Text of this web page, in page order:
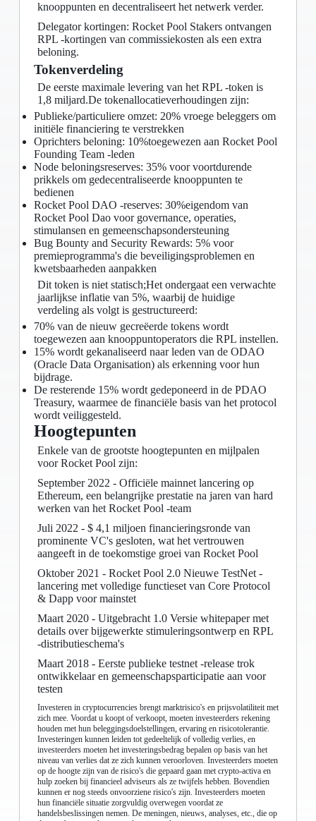
knooppunten en decentraliseert het netwerk verder.
Delegator kortingen: Rocket Pool Stakers ontvangen
RPL -kortingen van commissiekosten als een extra
beloning.
Tokenverdeling
De eerste maximale levering van het RPL -token is
1,8 miljard.De tokenallocatieverhoudingen zijn:
Publieke/particuliere omzet: 20% vroege beleggers om
initiële financiering te verstrekken
Oprichters beloning: 10%toegewezen aan Rocket Pool
Founding Team -leden
Node beloningsreserves: 35% voor voortdurende
prikkels om gedecentraliseerde knooppunten te
bedienen
Rocket Pool DAO -reserves: 30%eigendom van
Rocket Pool Dao voor governance, operaties,
stimulansen en gemeenschapsondersteuning
Bug Bounty and Security Rewards: 5% voor
premieprogramma's die beveiligingsproblemen en
kwetsbaarheden aanpakken
Dit token is niet statisch;Het ondergaat een verwachte
jaarlijkse inflatie van 5%, waarbij de huidige
verdeling als volgt is gestructureerd:
70% van de nieuw gecreëerde tokens wordt
toegewezen aan knooppuntoperators die RPL instellen.
15% wordt gekanaliseerd naar leden van de ODAO
(Oracle Data Organisation) als erkenning voor hun
bijdrage.
De resterende 15% wordt gedeponeerd in de PDAO
Treasury, waarmee de financiële basis van het protocol
wordt veiliggesteld.
Hoogtepunten
Enkele van de grootste hoogtepunten en mijlpalen
voor Rocket Pool zijn:
September 2022 - Officiële mainnet lancering op
Ethereum, een belangrijke prestatie na jaren van hard
werken van het Rocket Pool -team
Juli 2022 - $ 4,1 miljoen financieringsronde van
prominente VC's gesloten, wat het vertrouwen
aangeeft in de toekomstige groei van Rocket Pool
Oktober 2021 - Rocket Pool 2.0 Nieuwe TestNet -
lancering met volledige functieset van Core Protocol
& Dapp voor mainstet
Maart 2020 - Uitgebracht 1.0 Versie whitepaper met
details over bijgewerkte stimuleringsontwerp en RPL
-distributieschema's
Maart 2018 - Eerste publieke testnet -release trok
ontwikkelaar en gemeenschapsparticipatie aan voor
testen
Investeren in cryptocurrencies brengt marktrisico's en prijsvolatiliteit met
zich mee. Voordat u koopt of verkoopt, moeten investeerders rekening
houden met hun beleggingsdoelstellingen, ervaring en risicotolerantie.
Investeringen kunnen leiden tot gedeeltelijk of volledig verlies, en
investeerders moeten het investeringsbedrag bepalen op basis van het
niveau van verlies dat ze zich kunnen veroorloven. Investeerders moeten
op de hoogte zijn van de risico's die gepaard gaan met crypto-activa en
hulp zoeken bij financieel adviseurs als ze twijfels hebben. Bovendien
kunnen er nog steeds onvoorziene risico's zijn. Investeerders moeten
hun financiële situatie zorgvuldig overwegen voordat ze
handelsbeslissingen nemen. De meningen, nieuws, analyses, etc., die op